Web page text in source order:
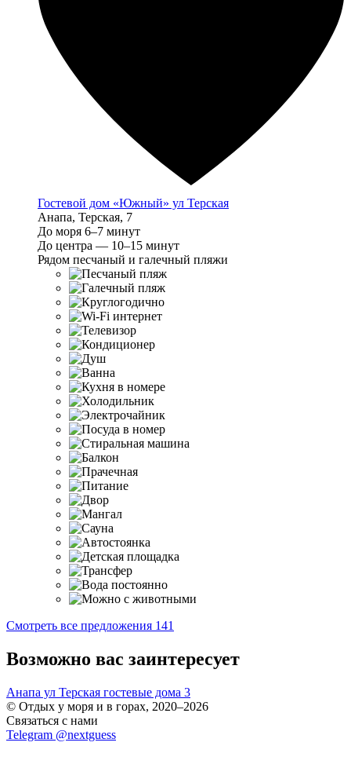
Гостевой дом «Южный» ул Терская
Анапа, Терская, 7
До моря 6–7 минут
До центра — 10–15 минут
Рядом песчаный и галечный пляжи
Смотреть все предложения 141
Возможно вас заинтересует
Анапа ул Терская гостевые дома 3
© Отдых у моря и в горах, 2020–2026
Связаться с нами
Telegram @nextguess